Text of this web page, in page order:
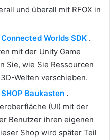
und überall mit RFOX in
Worlds SDK .
mit der Unity Game
Sie, wie Sie Ressourcen
Welten verschieben.
Baukasten .
(UI) mit der
Benutzer ihren eigenen
Shop wird später Teil